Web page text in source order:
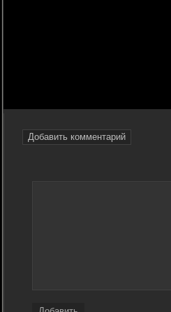
Добавить комментарий